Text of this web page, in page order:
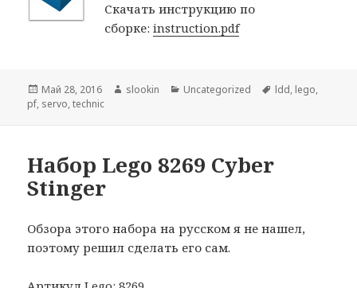
Скачать инструкцию по
сборке:instruction.pdf
Опубликовано
Май 28, 2016 Автор
slookin Рубрики
Uncategorized Метки
ldd, lego,
pf, servo,technic
Набор Lego 8269 Cyber
Stinger
Обзора этого набора на русском я не нашел,
поэтому решил сделать его сам.